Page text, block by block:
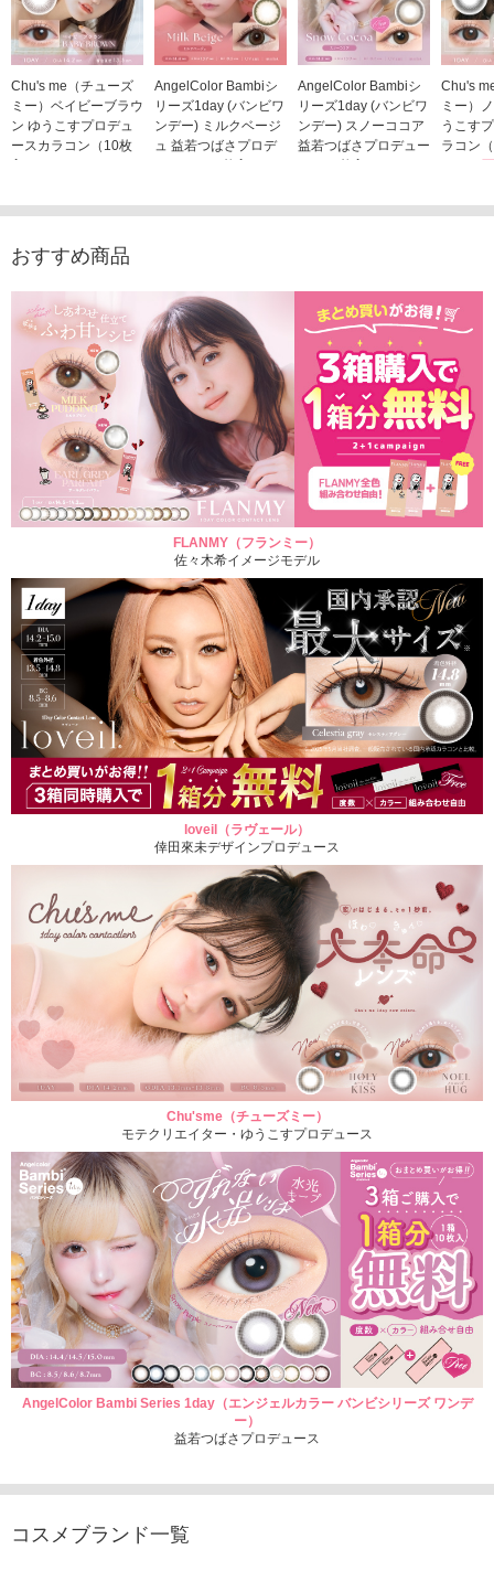
Chu's me（チューズ
ミー）ベイビーブラウ
ン ゆうこすプロデュ
ースカラコン（10枚
AngelColor Bambiシ
リーズ1day (バンビワ
ンデー) ミルクベージ
ュ 益若つばさプロデ
AngelColor Bambiシ
リーズ1day (バンビワ
ンデー) スノーココア
益若つばさプロデュー
Chu's
ミー）
うこす
ラコン
おすすめ商品
FLANMY（フランミー）
佐々木希イメージモデル
loveil（ラヴェール）
倖田來未デザインプロデュース
Chu'sme（チューズミー）
モテクリエイター・ゆうこすプロデュース
AngelColor Bambi Series 1day（エンジェルカラー バンビシリーズ ワンデ
ー）
益若つばさプロデュース
コスメブランド一覧